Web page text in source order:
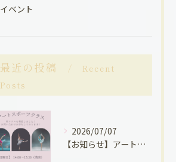
イベント
最近の投稿
Recent
Posts
2026/07/07
【お知らせ】アートスポーツクラス関して